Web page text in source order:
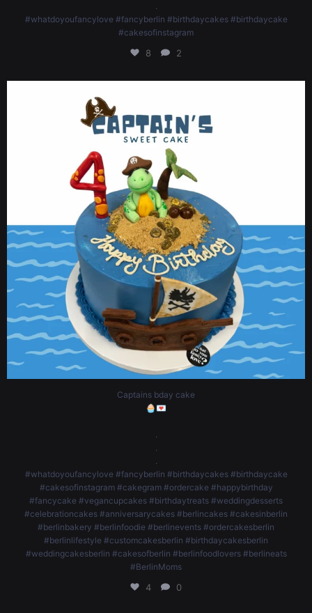
#whatdoyoufancylove #fancyberlin #birthdaycakes #birthdaycake
#cakesofinstagram
8 2
.
.
.
#whatdoyoufancylove #fancyberlin #birthdaycakes #birthdaycake
#cakesofinstagram #cakegram #ordercake #happybirthday #fancycake
#vegancupcakes #birthdaytreats #weddingdesserts #celebrationcakes
#anniversarycakes #berlincakes #cakesinberlin #berlinbakery #berlinfoodie
#berlinevents #ordercakesberlin #berlinlifestyle #customcakesberlin
#birthdaycakesberlin #weddingcakesberlin #cakesofberlin
#berlinfoodlovers #berlineats #BerlinMoms
4 0
Captains bday cake
🧁💌
#whatdoyoufancylove #fancyberlin #birthdaycakes #birthdaycake
#cakesofinstagram #cakegram #ordercake #happybirthday
#fancycake #vegancupcakes #birthdaytreats #weddingdesserts
#celebrationcakes #anniversarycakes #berlincakes #cakesinberlin
#berlinbakery #berlinfoodie #berlinevents #ordercakesberlin
#berlinlifestyle #customcakesberlin #birthdaycakesberlin
#weddingcakesberlin #cakesofberlin #berlinfoodlovers #berlineats
#BerlinMoms
4 0